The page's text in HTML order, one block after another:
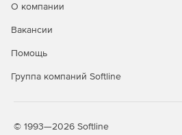
О компании
Вакансии
Помощь
Группа компаний Softline
© 1993—2026 Softline